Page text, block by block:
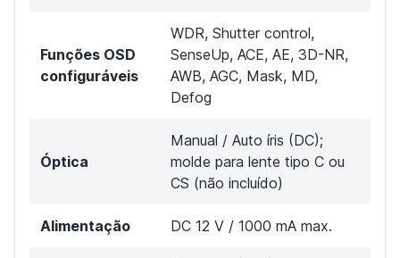
Funções OSD
configuráveis
WDR, Shutter control,
SenseUp, ACE, AE, 3D-NR,
AWB, AGC, Mask, MD,
Defog
Óptica
Manual / Auto íris (DC);
molde para lente tipo C ou
CS (não incluído)
Alimentação DC 12 V / 1000 mA max.